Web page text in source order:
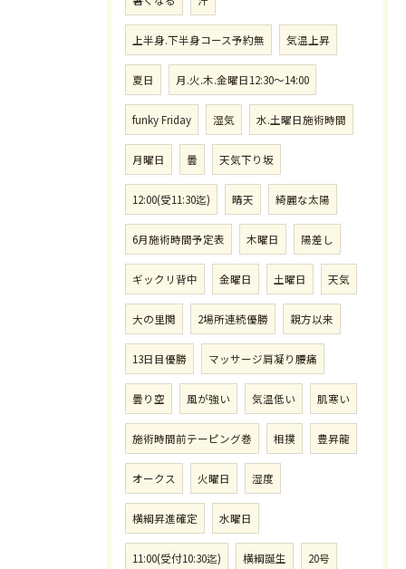
上半身.下半身コース予約無 気温上昇
夏日 月.火.木.金曜日12:30〜14:00
funky Friday 湿気 水.土曜日施術時間
月曜日 曇 天気下り坂
12:00(受11:30迄) 晴天 綺麗な太陽
6月施術時間予定表 木曜日 陽差し
ギックリ背中 金曜日 土曜日 天気
大の里関 2場所連続優勝 親方以来
13日目優勝 マッサージ肩凝り腰痛
曇り空 風が強い 気温低い 肌寒い
施術時間前テーピング巻 相撲 豊昇龍
オークス 火曜日 湿度
横綱昇進確定 水曜日
11:00(受付10:30迄) 横綱誕生 20号